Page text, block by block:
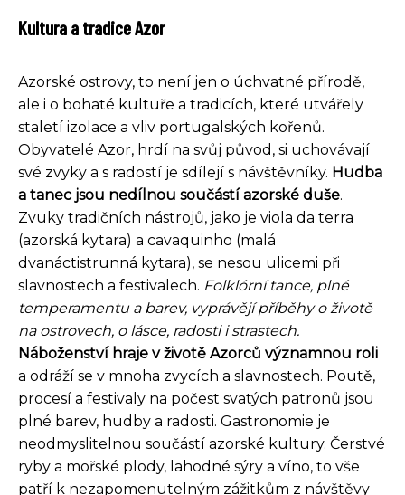
Kultura a tradice Azor
Azorské ostrovy, to není jen o úchvatné přírodě,
ale i o bohaté kultuře a tradicích, které utvářely
staletí izolace a vliv portugalských kořenů.
Obyvatelé Azor, hrdí na svůj původ, si uchovávají
své zvyky a s radostí je sdílejí s návštěvníky. Hudba
a tanec jsou nedílnou součástí azorské duše.
Zvuky tradičních nástrojů, jako je viola da terra
(azorská kytara) a cavaquinho (malá
dvanáctistrunná kytara), se nesou ulicemi při
slavnostech a festivalech. Folklórní tance, plné
temperamentu a barev, vyprávějí příběhy o životě
na ostrovech, o lásce, radosti i strastech.
Náboženství hraje v životě Azorců významnou roli
a odráží se v mnoha zvycích a slavnostech. Poutě,
procesí a festivaly na počest svatých patronů jsou
plné barev, hudby a radosti. Gastronomie je
neodmyslitelnou součástí azorské kultury. Čerstvé
ryby a mořské plody, lahodné sýry a víno, to vše
patří k nezapomenutelným zážitkům z návštěvy